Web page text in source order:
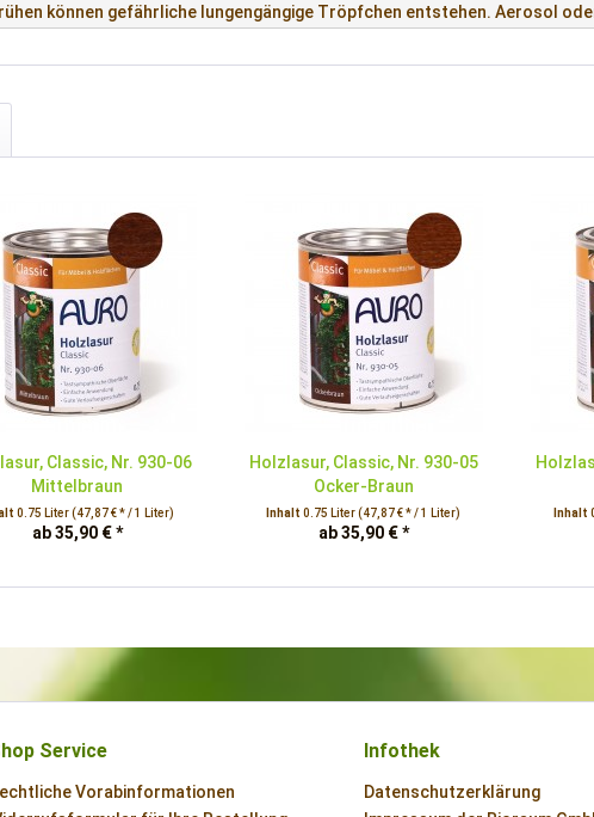
können gefährliche lungengängige Tröpfchen entstehen. Aerosol
Classic, Nr. 930-06
Mittelbraun
0.75 Liter(47,87 € * / 1 Liter)
ab 35,90 € *
Holzlasur, Classic, Nr. 930-05
Ocker-Braun
Inhalt0.75 Liter(47,87 € * / 1 Liter)
ab 35,90 € *
Inhalt
Service
Vorabinformationen
Infothek
Datenschutzerklärung